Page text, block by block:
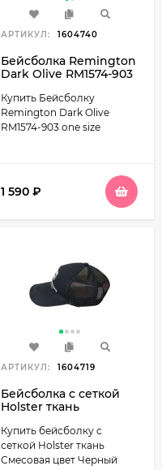
АРТИКУЛ: 1604740
Бейсболка Remington
Dark Olive RM1574-903
Купить Бейсболку
Remington Dark Olive
RM1574-903 one size
1 590 ₽
АРТИКУЛ: 1604719
Бейсболка с сеткой
Holster ткань
Черный
Купить бейсболку с
сеткой Holster ткань
Смесовая цвет Черный